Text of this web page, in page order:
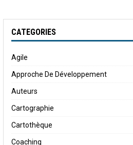
CATEGORIES
Agile
Approche De Développement
Auteurs
Cartographie
Cartothèque
Coaching